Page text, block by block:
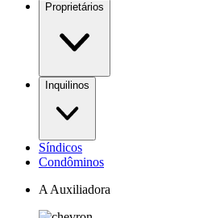
Proprietários
Inquilinos
Síndicos
Condôminos
A Auxiliadora